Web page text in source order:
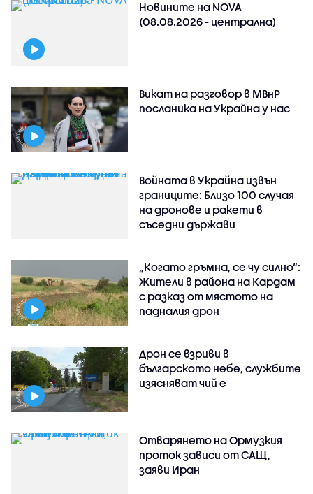
Новините на NOVA
(08.08.2026 - централна)
Викат на разговор в МВнР
посланика на Украйна у нас
Войната в Украйна извън
границите: Близо 100 случая
на дронове и ракети в
съседни държави
„Когато гръмна, се чу силно“:
Жители в района на Кардам
с разказ от мястото на
падналия дрон
Дрон се взриви в
българското небе, службите
изясняват чий е
Отварянето на Ормузкия
проток зависи от САЩ,
заяви Иран